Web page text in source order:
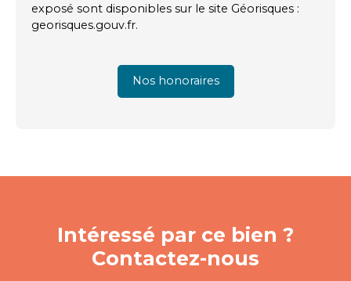
exposé sont disponibles sur le site Géorisques :
georisques.gouv.fr.
Nos honoraires
Intéressé par ce bien ?
Contactez-nous